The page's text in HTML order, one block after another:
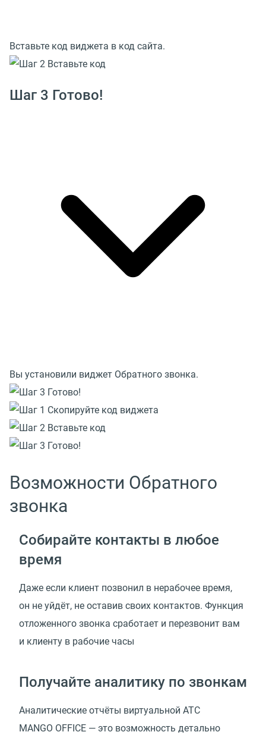
Вставьте код виджета в код сайта.
Шаг 3 Готово!
Вы установили виджет Обратного звонка.
Возможности Обратного
звонка
Собирайте контакты в любое
время
Даже если клиент позвонил в нерабочее время,
он не уйдёт, не оставив своих контактов. Функция
отложенного звонка сработает и перезвонит вам
и клиенту в рабочие часы
Получайте аналитику по звонкам
Аналитические отчёты виртуальной АТС
MANGO OFFICE — это возможность детально